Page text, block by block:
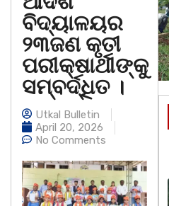
ବିଦ୍ୟାଳୟର
୨୩ଜଣ କୃତୀ
ପରୀକ୍ଷାର୍ଥୀଙ୍କୁ
ସମ୍ବର୍ଦ୍ଧିତ ।
Utkal Bulletin
April 20, 2026
No Comments